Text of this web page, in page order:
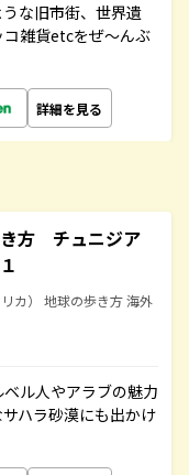
な旧市街、世界遺
雑貨etcをぜ～んぶ
詳細を見る
方 チュニジア
カ） 地球の歩き方 海外
ル人やアラブの魅力
ハラ砂漠にも出かけ